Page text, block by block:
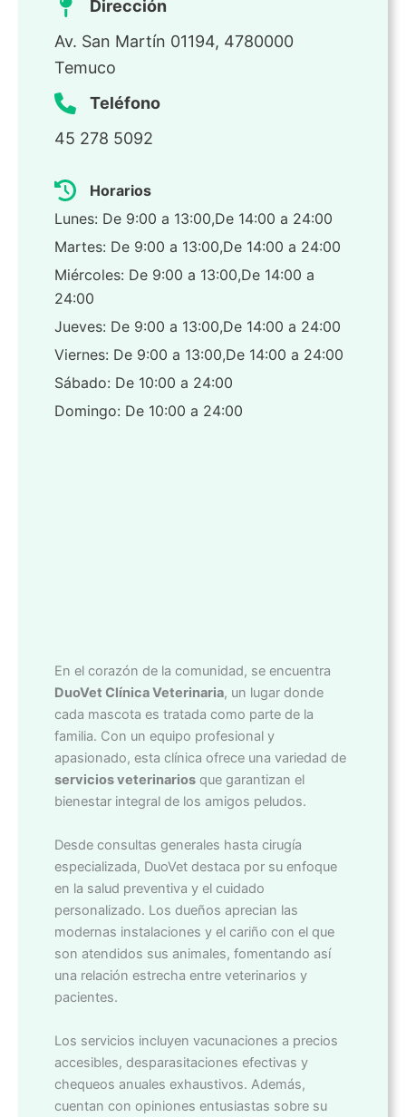
Dirección
Av. San Martín 01194, 4780000
Temuco
Teléfono
45 278 5092
Horarios
Lunes: De 9:00 a 13:00,De 14:00 a 24:00
Martes: De 9:00 a 13:00,De 14:00 a 24:00
Miércoles: De 9:00 a 13:00,De 14:00 a
24:00
Jueves: De 9:00 a 13:00,De 14:00 a 24:00
Viernes: De 9:00 a 13:00,De 14:00 a 24:00
Sábado: De 10:00 a 24:00
Domingo: De 10:00 a 24:00
En el corazón de la comunidad, se encuentra
DuoVet Clínica Veterinaria, un lugar donde
cada mascota es tratada como parte de la
familia. Con un equipo profesional y
apasionado, esta clínica ofrece una variedad de
servicios veterinarios que garantizan el
bienestar integral de los amigos peludos.
Desde consultas generales hasta cirugía
especializada, DuoVet destaca por su enfoque
en la salud preventiva y el cuidado
personalizado. Los dueños aprecian las
modernas instalaciones y el cariño con el que
son atendidos sus animales, fomentando así
una relación estrecha entre veterinarios y
pacientes.
Los servicios incluyen vacunaciones a precios
accesibles, desparasitaciones efectivas y
chequeos anuales exhaustivos. Además,
cuentan con opiniones entusiastas sobre su